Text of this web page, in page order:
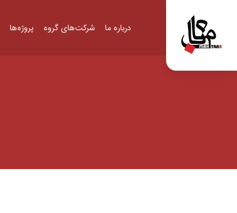
درباره ما شرکت‌های گروه پروژه‌ها